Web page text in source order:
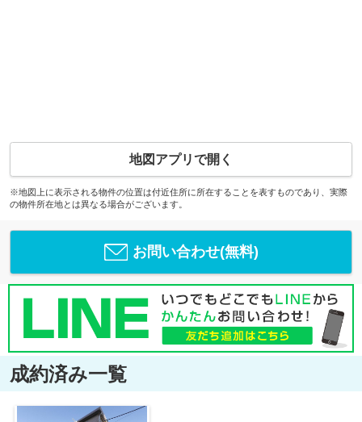
地図アプリで開く
※地図上に表示される物件の位置は付近住所に所在することを表すものであり、実際
の物件所在地とは異なる場合がございます。
お問い合わせ(無料)
成約済み一覧